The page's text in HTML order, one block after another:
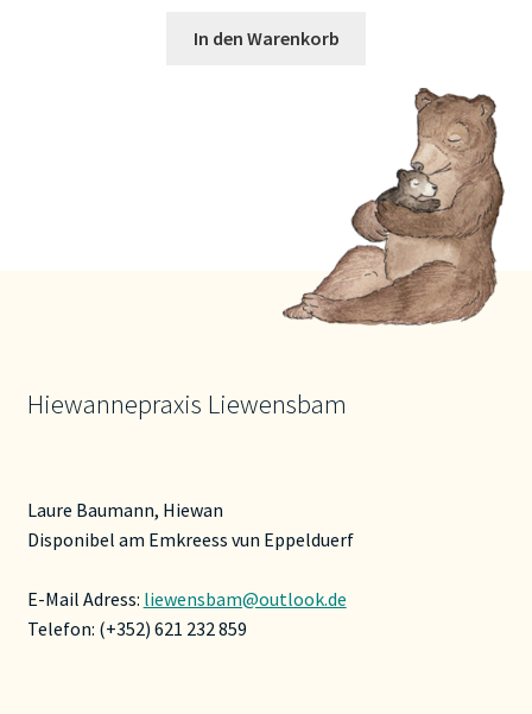
In den Warenkorb
Hiewannepraxis Liewensbam
Laure Baumann, Hiewan
Disponibel am Emkreess vun Eppelduerf
E-Mail Adress: liewensbam@outlook.de
Telefon: (+352) 621 232 859